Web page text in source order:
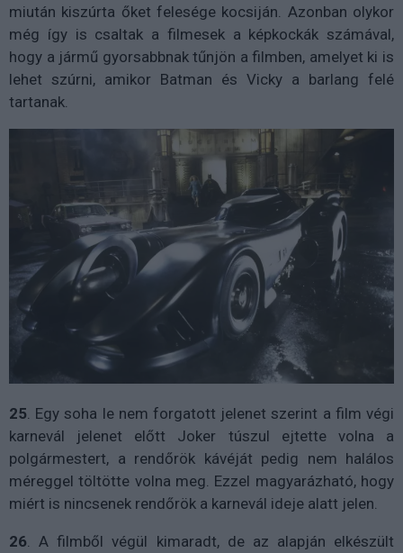
miután kiszúrta őket felesége kocsiján. Azonban olykor
még így is csaltak a filmesek a képkockák számával,
hogy a jármű gyorsabbnak tűnjön a filmben, amelyet ki is
lehet szúrni, amikor Batman és Vicky a barlang felé
tartanak.
25 . Egy soha le nem forgatott jelenet szerint a film végi
karnevál jelenet előtt Joker túszul ejtette volna a
polgármestert, a rendőrök kávéját pedig nem halálos
méreggel töltötte volna meg. Ezzel magyarázható, hogy
miért is nincsenek rendőrök a karnevál ideje alatt jelen.
26 . A filmből végül kimaradt, de az alapján elkészült